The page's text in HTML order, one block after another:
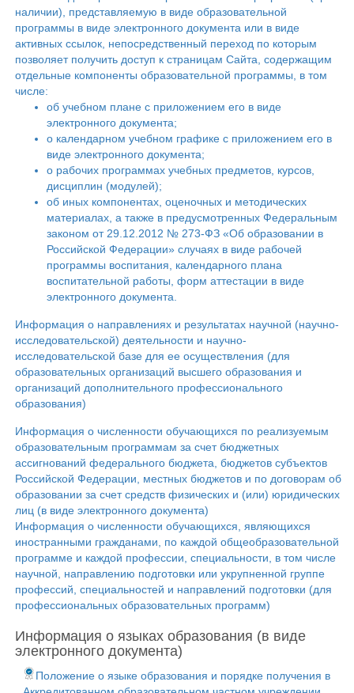
наличии), представляемую в виде образовательной
программы в виде электронного документа или в виде
активных ссылок, непосредственный переход по которым
позволяет получить доступ к страницам Сайта, содержащим
отдельные компоненты образовательной программы, в том
числе:
об учебном плане с приложением его в виде
электронного документа;
о календарном учебном графике с приложением его в
виде электронного документа;
о рабочих программах учебных предметов, курсов,
дисциплин (модулей);
об иных компонентах, оценочных и методических
материалах, а также в предусмотренных Федеральным
законом от 29.12.2012 № 273-ФЗ «Об образовании в
Российской Федерации» случаях в виде рабочей
программы воспитания, календарного плана
воспитательной работы, форм аттестации в виде
электронного документа.
Информация о направлениях и результатах научной (научно-
исследовательской) деятельности и научно-
исследовательской базе для ее осуществления (для
образовательных организаций высшего образования и
организаций дополнительного профессионального
образования)
Информация о численности обучающихся по реализуемым
образовательным программам за счет бюджетных
ассигнований федерального бюджета, бюджетов субъектов
Российской Федерации, местных бюджетов и по договорам об
образовании за счет средств физических и (или) юридических
лиц (в виде электронного документа)
Информация о численности обучающихся, являющихся
иностранными гражданами, по каждой общеобразовательной
программе и каждой профессии, специальности, в том числе
научной, направлению подготовки или укрупненной группе
профессий, специальностей и направлений подготовки (для
профессиональных образовательных программ)
Информация о языках образования (в виде
электронного документа)
Положение о языке образования и порядке получения в